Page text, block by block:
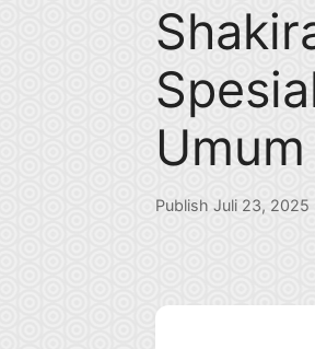
Publish Juli 23, 2025